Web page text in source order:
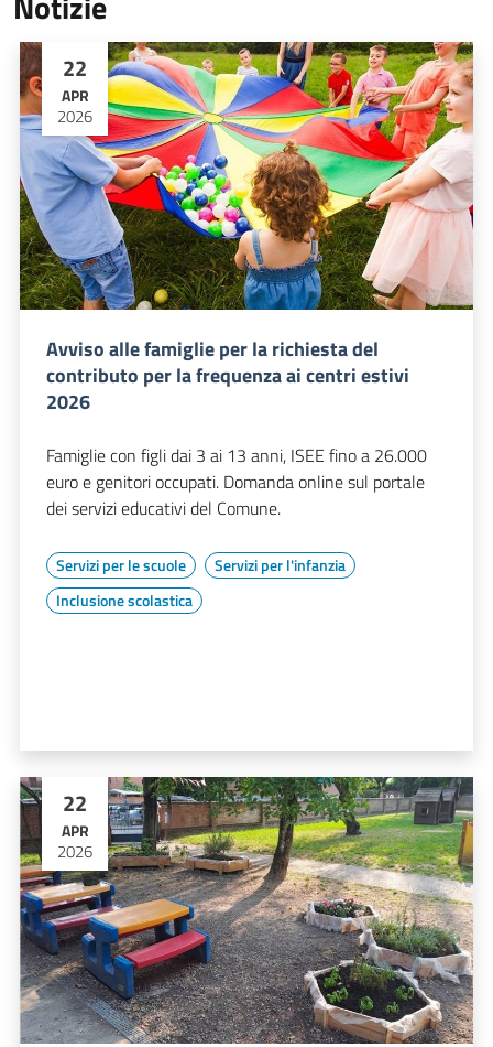
22
APR
2026
Avviso alle famiglie per la richiesta del
contributo per la frequenza ai centri estivi
2026
Famiglie con figli dai 3 ai 13 anni, ISEE fino a 26.000
euro e genitori occupati. Domanda online sul portale
dei servizi educativi del Comune.
Servizi per le scuole
Servizi per l'infanzia
Inclusione scolastica
22
APR
2026